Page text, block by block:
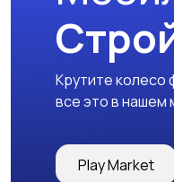
Крутите колесо
все это в
Play Market